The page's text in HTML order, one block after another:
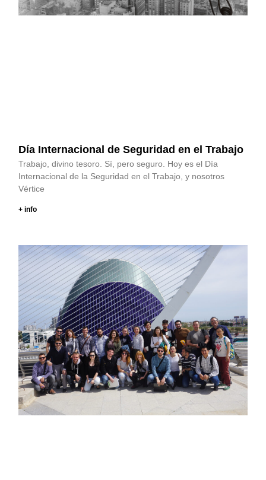
Día Internacional de Seguridad en el Trabajo
Trabajo, divino tesoro. Sí, pero seguro. Hoy es el Día
Internacional de la Seguridad en el Trabajo, y nosotros
Vértice
+ info